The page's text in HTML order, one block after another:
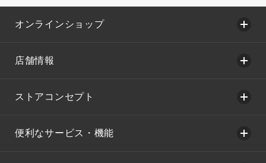
オンラインショップ
店舗情報
ストアコンセプト
便利なサービス・機能